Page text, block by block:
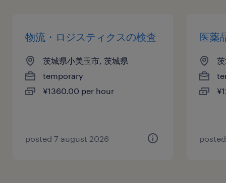
物流・ロジスティクスの検査
茨城県小美玉市, 茨城県
temporary
¥1360.00 per hour
posted 7 august 2026
医薬